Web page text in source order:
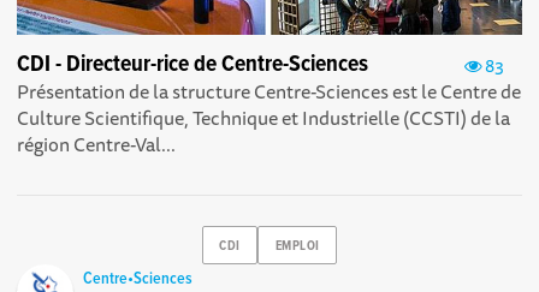
83
CDI - Directeur-rice de Centre-Sciences
Présentation de la structure Centre-Sciences est le Centre de
Culture Scientifique, Technique et Industrielle (CCSTI) de la
région Centre-Val...
CDI EMPLOI
Centre•Sciences